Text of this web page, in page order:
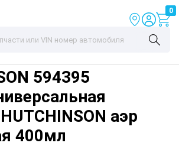
0
594395
аэр
400мл